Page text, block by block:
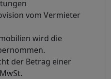
vom Vermieter
wird die
der Betrag einer